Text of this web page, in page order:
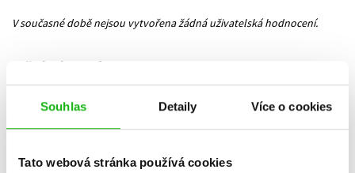
Souhlas Detaily Více o cookies
Tato webová stránka používá cookies
V současné době nejsou vytvořena žádná uživatelská hodnocení.
Vaše hodnocení
Přihlásit